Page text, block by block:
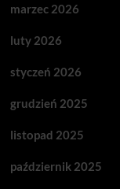
marzec 2026
luty 2026
styczeń 2026
grudzień 2025
listopad 2025
październik 2025